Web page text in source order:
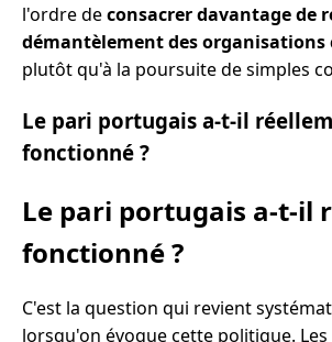
l'ordre deconsacrer davantage de
démantèlement des organisations
plutôt qu'à la poursuite de simples
Le pari portugais a-t-il
fonctionné ?
Le pari portugais a-t-il
fonctionné ?
C'est la question qui revient
lorsqu'on évoque cette politique.